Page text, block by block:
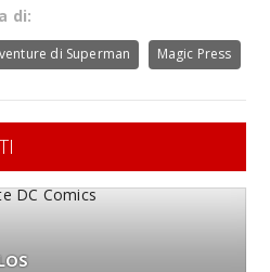
di:
di Superman Magic Press